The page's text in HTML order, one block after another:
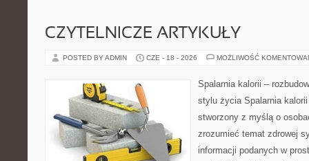
CZYTELNICZE ARTYKUŁY
POSTED BY ADMIN CZE - 18 - 2026 MOŻLIWOŚĆ
Spalarnia kalorii –
stylu życia Spalarnia
stworzony z myślą o
zrozumieć temat zdrowej
informacji podanych w